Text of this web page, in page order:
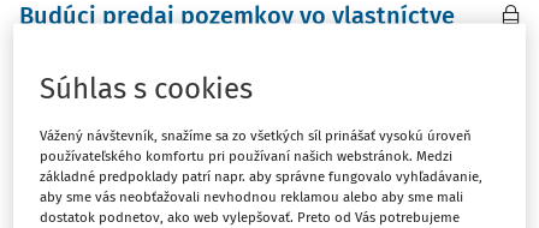
Budúci predaj pozemkov vo vlastníctve
pomoc
cena pozemku ku dňu uzatvorenia kúpnej zmluvy
nezodpovedá jeho skutočnej trhovej hodnote z dôvodu
jeho zhodnotenia, a na nedovolenú štátnu pomoc.
Súhlas s cookies
Vážený návštevník, snažíme sa zo všetkých síl prinášať vysokú úroveň
používateľského komfortu pri používaní našich webstránok. Medzi
základné predpoklady patrí napr. aby správne fungovalo vyhľadávanie,
aby sme vás neobťažovali nevhodnou reklamou alebo aby sme mali
dostatok podnetov, ako web vylepšovať. Preto od Vás potrebujeme